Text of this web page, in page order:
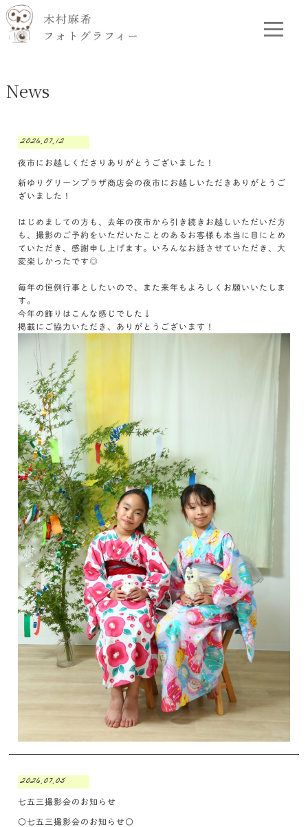
News
2026.07.12
夜市にお越しくださりありがとうございました！
新ゆりグリーンプラザ商店会の夜市にお越しいただきありがとうご
ざいました！
はじめましての方も、去年の夜市から引き続きお越しいただいだ方
も、撮影のご予約をいただいたことのあるお客様も本当に目にとめ
ていただき、感謝申し上げます。いろんなお話させていただき、大
変楽しかったです◎
毎年の恒例行事としたいので、また来年もよろしくお願いいたしま
す。
今年の飾りはこんな感じでした↓
掲載にご協力いただき、ありがとうございます！
2026.07.05
七五三撮影会のお知らせ
〇七五三撮影会のお知らせ〇